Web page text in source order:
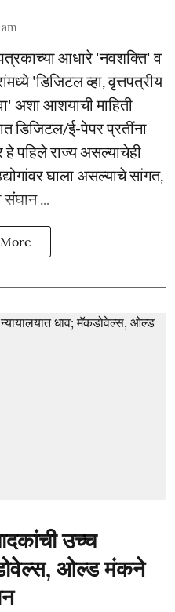
आधारे 'नवशक्ति' व
'डिजिटल व्हा, वृत्तपत्रीय
अशा आशयाची माहिती
डिजिटल/ई-पेपर प्रतींना
हे पहिले राज्य असल्याचेही
घाला असल्याचे सांगत,
...
उच्च
ओल्ड मंकने